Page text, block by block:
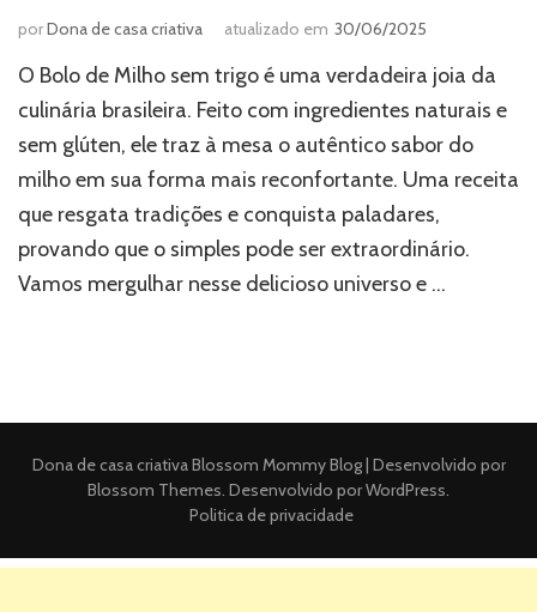
porDona de casa criativa atualizado em 30/06/2025
O Bolo de Milho sem trigo é uma verdadeira joia da
culinária brasileira. Feito com ingredientes naturais e
sem glúten, ele traz à mesa o autêntico sabor do
milho em sua forma mais reconfortante. Uma receita
que resgata tradições e conquista paladares,
provando que o simples pode ser extraordinário.
Vamos mergulhar nesse delicioso universo e …
Dona de casa criativaBlossom Mommy Blog | Desenvolvido por
Blossom Themes. Desenvolvido porWordPress.
Politica de privacidade